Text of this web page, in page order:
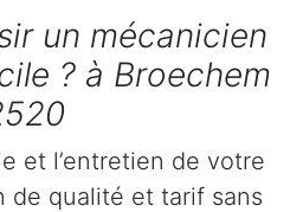
un mécanicien
? à Broechem
et l’entretien de votre
de qualité et tarif sans